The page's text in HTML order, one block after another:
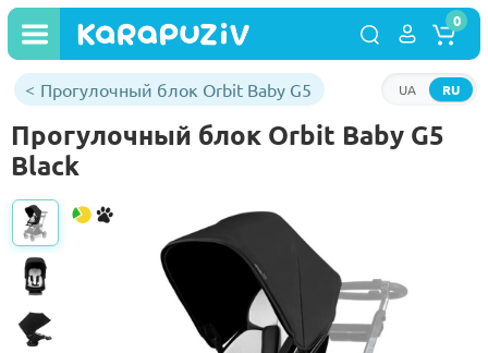
RU
UA
0
Прогулочный блок Orbit Baby G5
Прогулочный блок Orbit Baby G5
Black